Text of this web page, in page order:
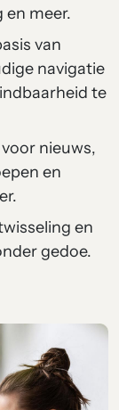
meer.
van
navigatie
te
nieuws,
en
en
gedoe.